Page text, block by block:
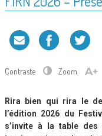
Contraste Zoom
Rira bien qui rira le
l’édition 2026 du
s’invite à la table des